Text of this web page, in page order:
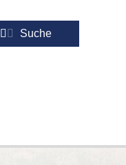
Suche